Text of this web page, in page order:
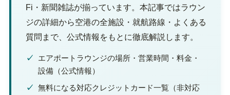
Fi・新聞雑誌が揃っています。本記事ではラウン
ジの詳細から空港の全施設・就航路線・よくある
質問まで、公式情報をもとに徹底解説します。
✓
エアポートラウンジの場所・営業時間・料金・
設備（公式情報）
✓ 無料になる対応クレジットカード一覧（非対応